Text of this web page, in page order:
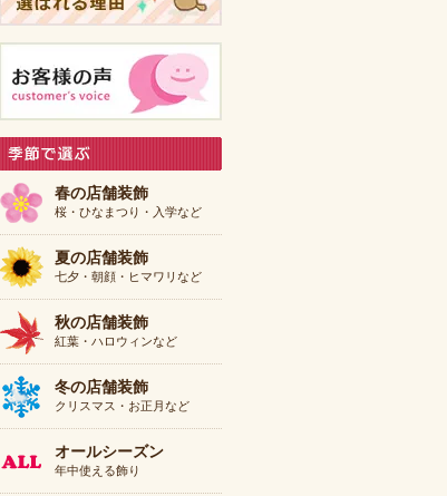
春の店舗装飾
桜・ひなまつり・入学など
夏の店舗装飾
七夕・朝顔・ヒマワリなど
秋の店舗装飾
紅葉・ハロウィンなど
冬の店舗装飾
クリスマス・お正月など
オールシーズン
年中使える飾り